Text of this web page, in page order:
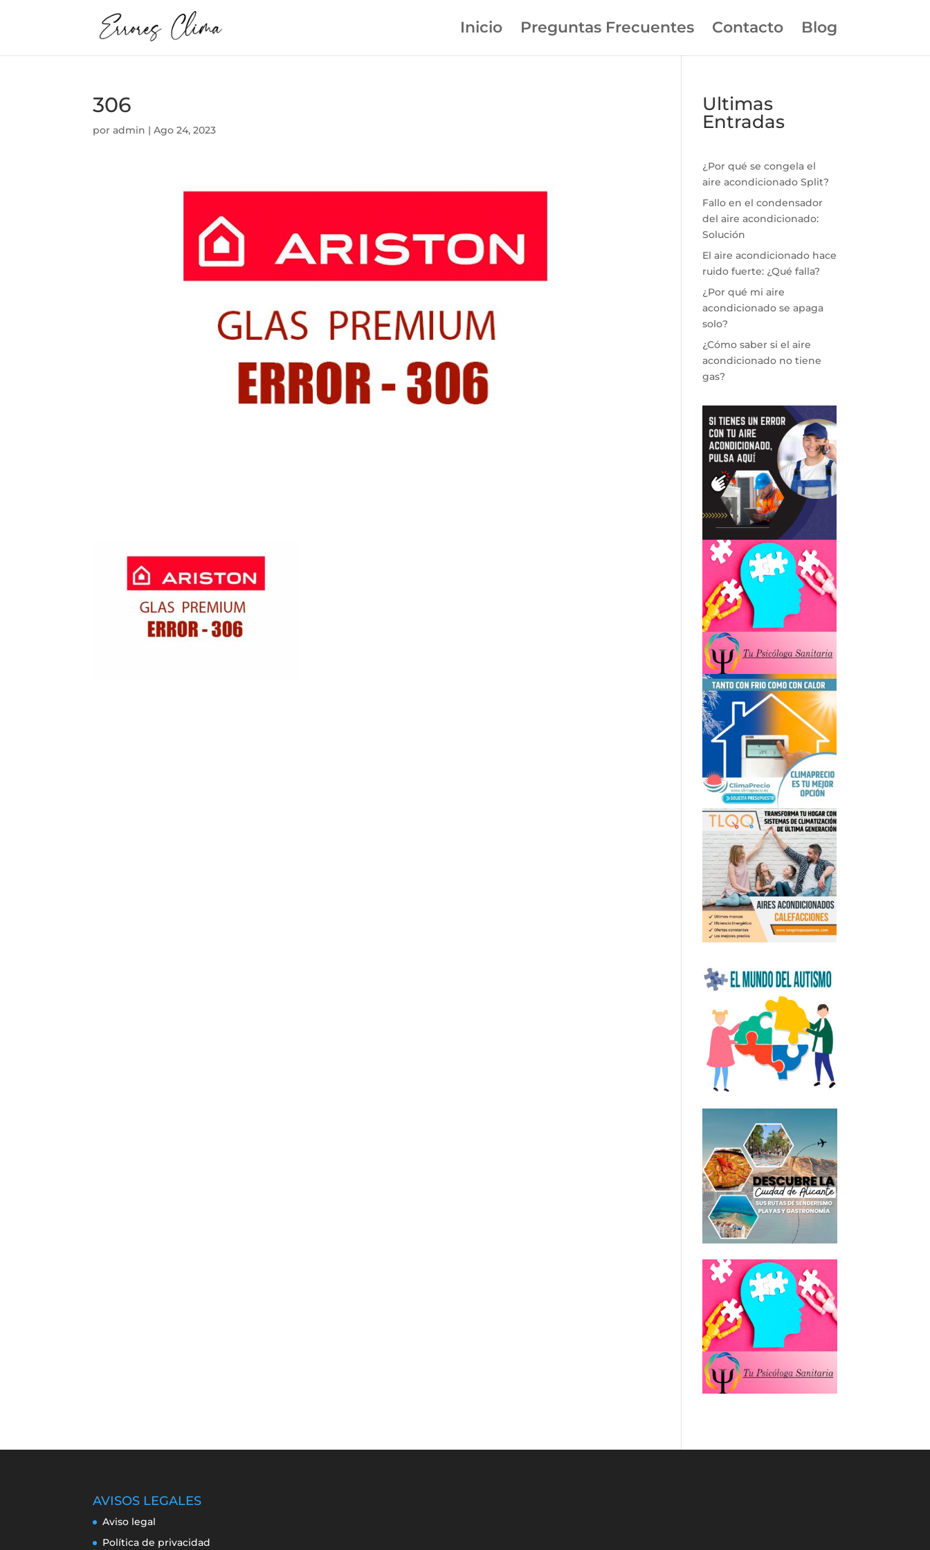
Inicio Preguntas Frecuentes Contacto Blog
306
poradmin |Ago 24, 2023
Ultimas
Entradas
¿Por qué se congela el
aire acondicionado Split?
Fallo en el condensador
del aire acondicionado:
Solución
El aire acondicionado hace
ruido fuerte: ¿Qué falla?
¿Por qué mi aire
acondicionado se apaga
solo?
¿Cómo saber si el aire
acondicionado no tiene
gas?
AVISOS LEGALES
Aviso legal
Política de privacidad